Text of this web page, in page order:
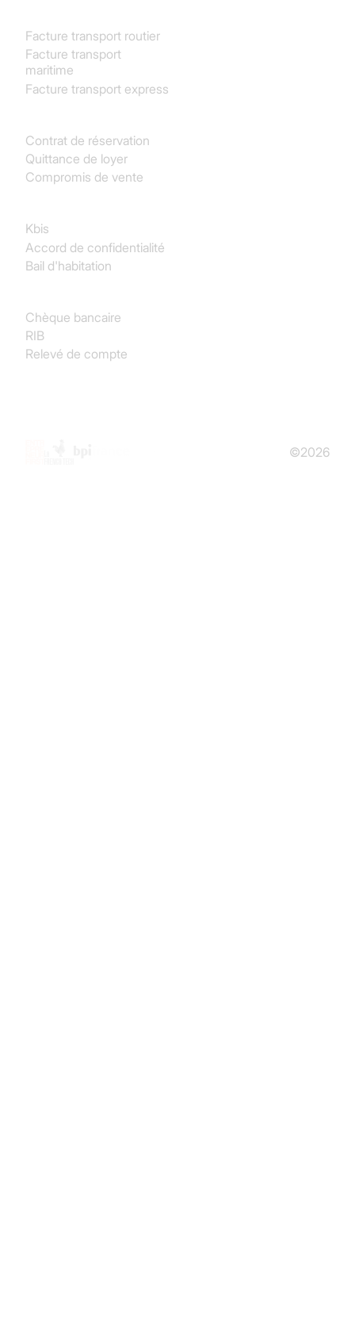
Facture transport routier
Facture transport
maritime
Facture transport express
Contrat de réservation
Quittance de loyer
Compromis de vente
Kbis
Accord de confidentialité
Bail d'habitation
Chèque bancaire
RIB
Relevé de compte
©2026